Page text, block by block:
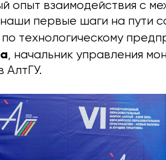
опыт взаимодействия с
первые шаги на пути
технологическому
, начальник управления
АлтГУ.